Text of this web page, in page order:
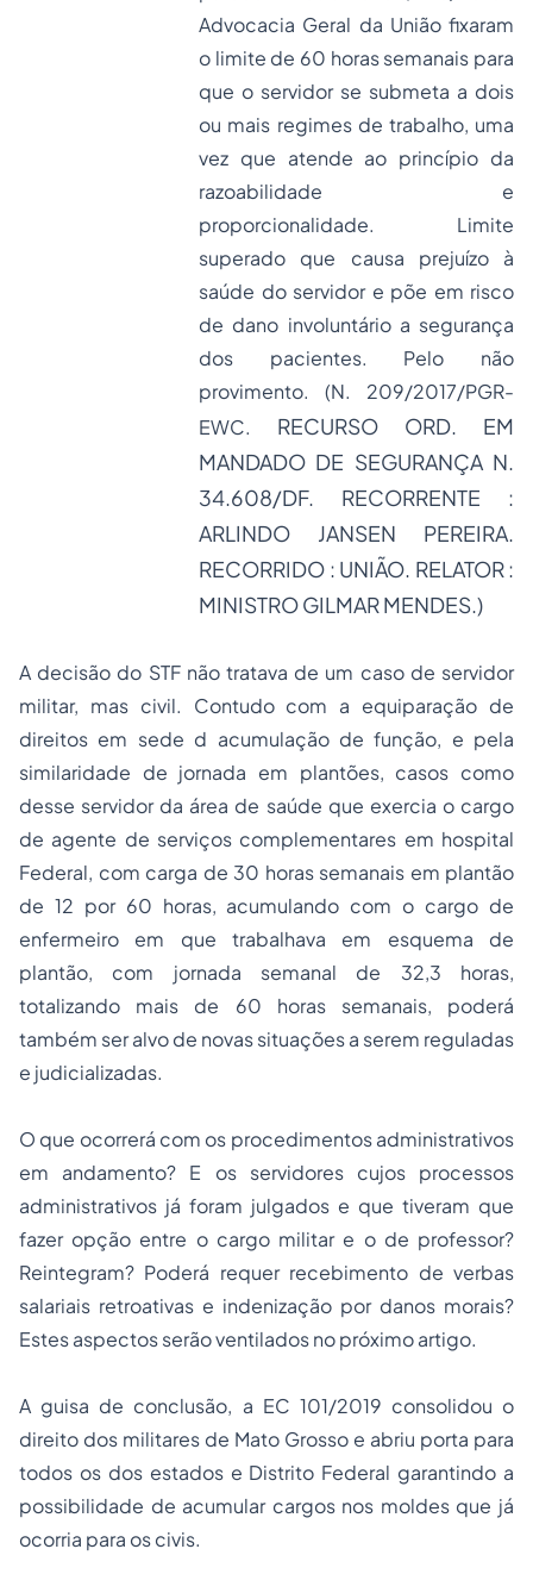
Advocacia Geral da União fixaram
o limite de 60 horas semanais para
que o servidor se submeta a dois
ou mais regimes de trabalho, uma
vez que atende ao princípio da
razoabilidade e
proporcionalidade. Limite
superado que causa prejuízo à
saúde do servidor e põe em risco
de dano involuntário a segurança
dos pacientes. Pelo não
provimento. (N. 209/2017/PGR-
EWC. RECURSO ORD. EM
MANDADO DE SEGURANÇA N.
34.608/DF. RECORRENTE :
ARLINDO JANSEN PEREIRA.
RECORRIDO : UNIÃO. RELATOR :
MINISTRO GILMAR MENDES.)
A decisão do STF não tratava de um caso de servidor
militar, mas civil. Contudo com a equiparação de
direitos em sede d acumulação de função, e pela
similaridade de jornada em plantões, casos como
desse servidor da área de saúde que exercia o cargo
de agente de serviços complementares em hospital
Federal, com carga de 30 horas semanais em plantão
de 12 por 60 horas, acumulando com o cargo de
enfermeiro em que trabalhava em esquema de
plantão, com jornada semanal de 32,3 horas,
totalizando mais de 60 horas semanais, poderá
também ser alvo de novas situações a serem reguladas
e judicializadas.
O que ocorrerá com os procedimentos administrativos
em andamento? E os servidores cujos processos
administrativos já foram julgados e que tiveram que
fazer opção entre o cargo militar e o de professor?
Reintegram? Poderá requer recebimento de verbas
salariais retroativas e indenização por danos morais?
Estes aspectos serão ventilados no próximo artigo.
A guisa de conclusão, a EC 101/2019 consolidou o
direito dos militares de Mato Grosso e abriu porta para
todos os dos estados e Distrito Federal garantindo a
possibilidade de acumular cargos nos moldes que já
ocorria para os civis.